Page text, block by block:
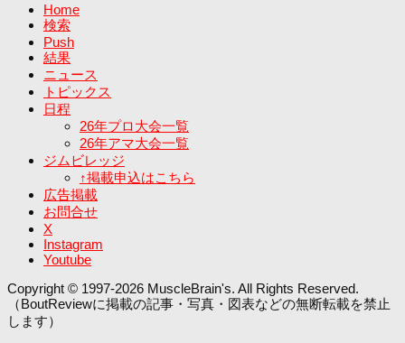
Home
検索
Push
結果
ニュース
トピックス
日程
26年プロ大会一覧
26年アマ大会一覧
ジムビレッジ
↑掲載申込はこちら
広告掲載
お問合せ
X
Instagram
Youtube
Copyright © 1997-2026 MuscleBrain's. All Rights Reserved.
（BoutReviewに掲載の記事・写真・図表などの無断転載を禁止
します）